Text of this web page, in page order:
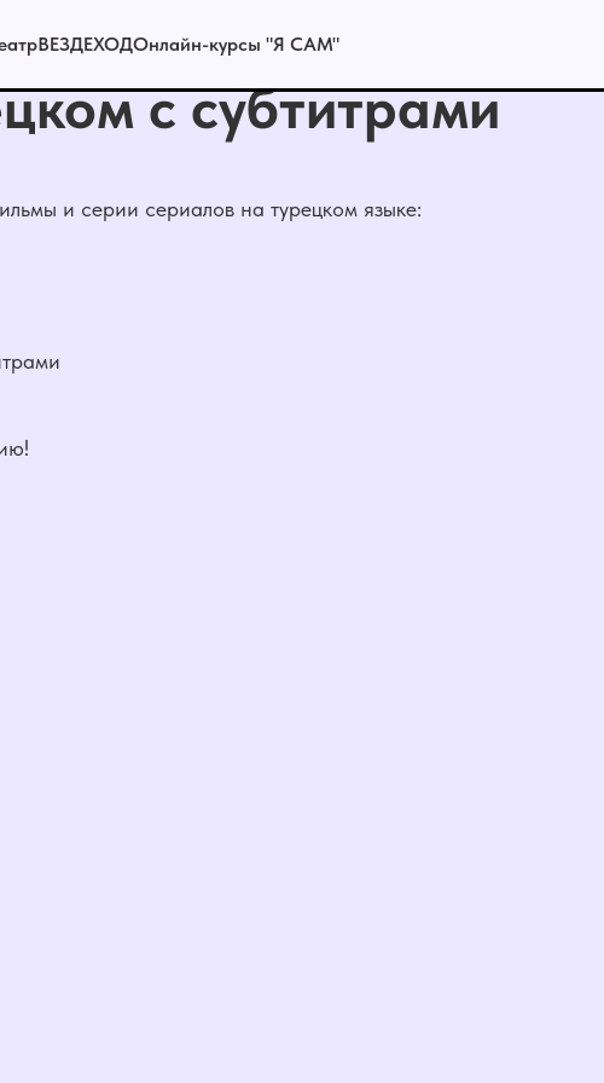
ВЕЗДЕХОДОнлайн-курсы "Я САМ"
с субтитрами
и серии сериалов на турецком языке: